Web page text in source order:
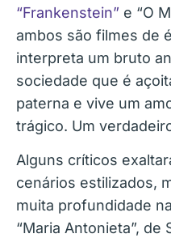
“Frankenstein” e “O
ambos são filmes de
interpreta um bruto
sociedade que é
paterna e vive um
trágico. Um
Alguns críticos
cenários estilizados,
muita profundidade
“Maria Antonieta”,